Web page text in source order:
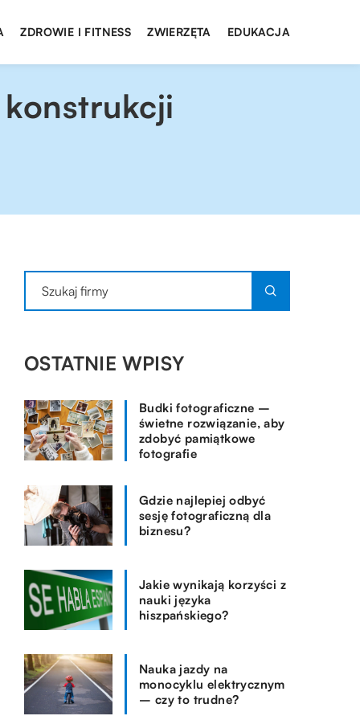
ZDROWIE I FITNESS ZWIERZĘTA EDUKACJA
OSTATNIE WPISY
Budki fotograficzne –
świetne rozwiązanie, aby
zdobyć pamiątkowe
fotografie
Gdzie najlepiej odbyć
sesję fotograficzną dla
biznesu?
Jakie wynikają korzyści z
nauki języka
hiszpańskiego?
Nauka jazdy na
monocyklu elektrycznym
– czy to trudne?